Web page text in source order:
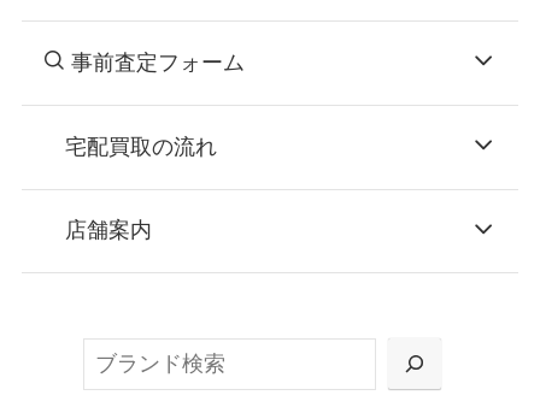
事前査定フォーム
宅配買取の流れ
お申込み
または梱包材不要の「集荷申込」からお選び
店舗案内